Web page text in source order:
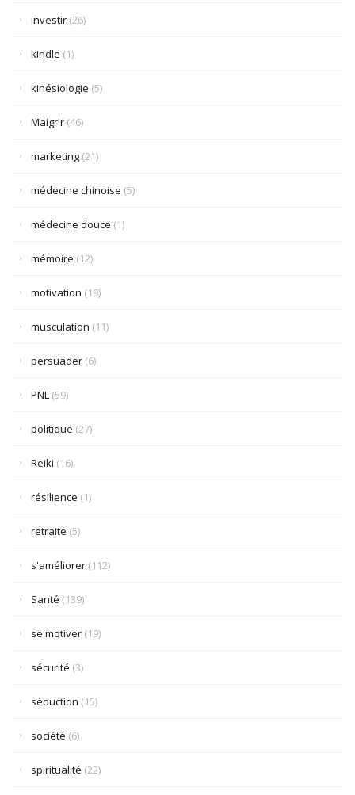
investir (26)
kindle (1)
kinésiologie (5)
Maigrir (46)
marketing (21)
médecine chinoise (5)
médecine douce (1)
mémoire (12)
motivation (19)
musculation (11)
persuader (6)
PNL (59)
politique (27)
Reiki (16)
résilience (1)
retraite (5)
s'améliorer (112)
Santé (139)
se motiver (19)
sécurité (3)
séduction (15)
société (6)
spiritualité (22)